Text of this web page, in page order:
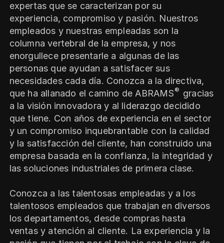
expertas que se caracterizan por su
experiencia, compromiso y pasión. Nuestros
empleados y nuestras empleadas son la
columna vertebral de la empresa, y nos
enorgullece presentarle a algunas de las
personas que ayudan a satisfacer sus
necesidades cada día. Conozca a la directiva,
que ha allanado el camino de ABRAMS® gracias
a la visión innovadora y al liderazgo decidido
que tiene. Con años de experiencia en el sector
y un compromiso inquebrantable con la calidad
y la satisfacción del cliente, han construido una
empresa basada en la confianza, la integridad y
las soluciones industriales de primera clase.
Conozca a las talentosas empleadas y a los
talentosos empleados que trabajan en diversos
los departamentos, desde compras hasta
ventas y atención al cliente. La experiencia y la